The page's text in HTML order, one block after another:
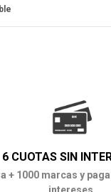
6 CUOTAS SIN
+ 1000 marcas y